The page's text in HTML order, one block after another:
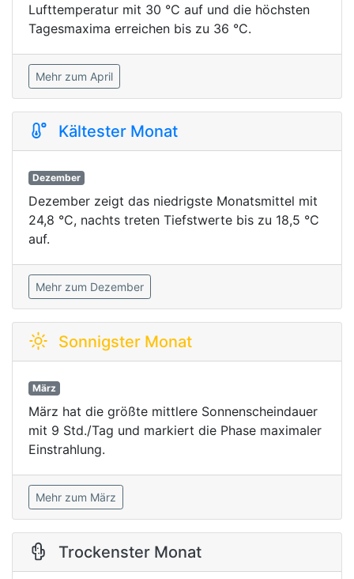
Lufttemperatur mit 30 °C auf und die höchsten
Tagesmaxima erreichen bis zu 36 °C.
Mehr zum April
Kältester Monat
Dezember
Dezember zeigt das niedrigste Monatsmittel mit
24,8 °C, nachts treten Tiefstwerte bis zu 18,5 °C
auf.
Mehr zum Dezember
Sonnigster Monat
März
März hat die größte mittlere Sonnenscheindauer
mit 9 Std./Tag und markiert die Phase maximaler
Einstrahlung.
Mehr zum März
Trockenster Monat